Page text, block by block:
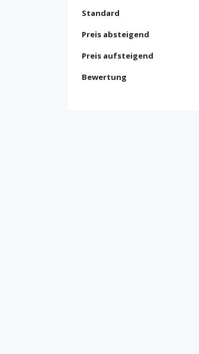
Standard
Preis absteigend
Preis aufsteigend
Bewertung